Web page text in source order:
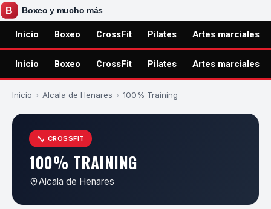
Inicio Boxeo CrossFit Pilates Artes marciales
Inicio Boxeo CrossFit Pilates Artes marciales
Inicio › Alcala de Henares › 100% Training
CROSSFIT
100% TRAINING
Alcala de Henares